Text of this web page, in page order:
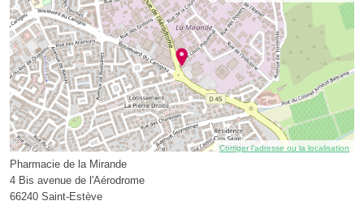
Corriger l’adresse ou la localisation
Pharmacie de la Mirande
4 Bis avenue de l'Aérodrome
66240 Saint-Estève